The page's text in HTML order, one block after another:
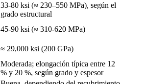
33-80 ksi (≈ 230–550 MPa), según el
grado estructural
45-90 ksi (≈ 310-620 MPa)
≈ 29,000 ksi (200 GPa)
Moderada; elongación típica entre 12
% y 20 %, según grado y espesor